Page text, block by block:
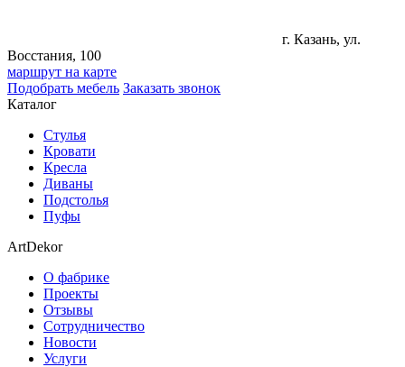
г. Казань, ул.
Восстания, 100
маршрут на карте
Подобрать мебель Заказать звонок
Каталог
Стулья
Кровати
Кресла
Диваны
Подстолья
Пуфы
ArtDekor
О фабрике
Проекты
Отзывы
Сотрудничество
Новости
Услуги